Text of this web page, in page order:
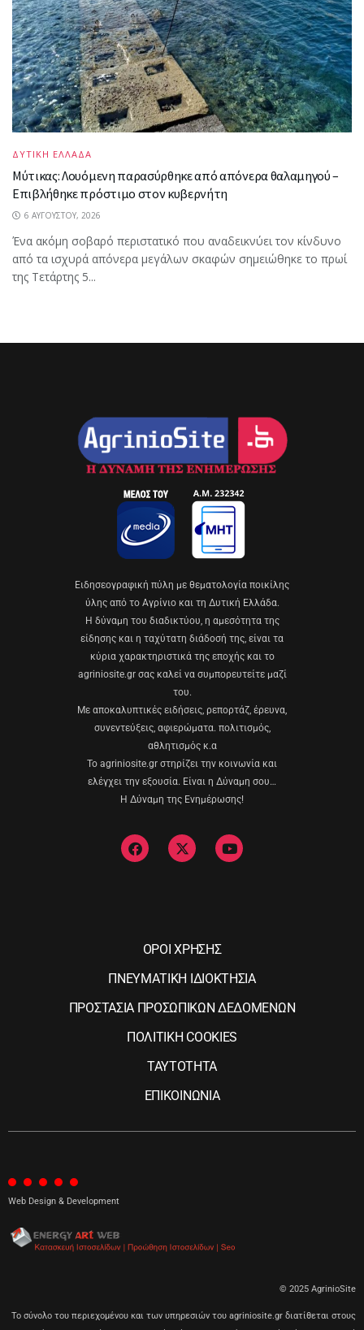
ΔΥΤΙΚΗ ΕΛΛΑΔΑ
Μύτικας: Λουόμενη παρασύρθηκε από απόνερα θαλαμηγού –
Επιβλήθηκε πρόστιμο στον κυβερνήτη
6 ΑΥΓΟΎΣΤΟΥ, 2026
Ένα ακόμη σοβαρό περιστατικό που αναδεικνύει τον κίνδυνο
από τα ισχυρά απόνερα μεγάλων σκαφών σημειώθηκε το πρωί
της Τετάρτης 5...
Eιδησεογραφική πύλη με θεματολογία ποικίλης
ύλης από το Αγρίνιο και τη Δυτική Ελλάδα.
Η δύναμη του διαδικτύου, η αμεσότητα της
είδησης και η ταχύτατη διάδοσή της, είναι τα
κύρια χαρακτηριστικά της εποχής και το
agriniosite.gr σας καλεί να συμπορευτείτε μαζί
του.
Με αποκαλυπτικές ειδήσεις, ρεπορτάζ, έρευνα,
συνεντεύξεις, αφιερώματα. πολιτισμός,
αθλητισμός κ.α
Το agriniosite.gr στηρίζει την κοινωνία και
ελέγχει την εξουσία. Είναι η Δύναμη σου…
Η Δύναμη της Ενημέρωσης!
ΟΡΟΙ ΧΡΗΣΗΣ
ΠΝΕΥΜΑΤΙΚΗ ΙΔΙΟΚΤΗΣΙΑ
ΠΡΟΣΤΑΣΙΑ ΠΡΟΣΩΠΙΚΩΝ ΔΕΔΟΜΕΝΩΝ
ΠΟΛΙΤΙΚΗ COOKIES
ΤΑΥΤΟΤΗΤΑ
ΕΠΙΚΟΙΝΩΝΙΑ
Web Design & Development
© 2025 AgrinioSite
Το σύνολο του περιεχομένου και των υπηρεσιών του agriniosite.gr διατίθεται στους